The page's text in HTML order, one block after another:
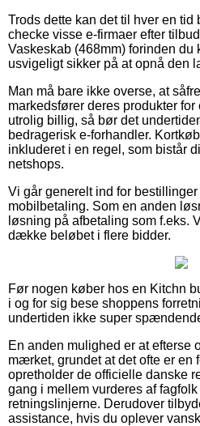
Trods dette kan det til hver en
checke visse e-firmaer efter
Vaskeskab (468mm) forinden du
usvigeligt sikker på at opnå den
Man må bare ikke overse, at
markedsfører deres produkter
utrolig billig, så bør det
bedragerisk e-forhandler.
inkluderet i en regel, som bistår
netshops.
Vi går generelt ind for
mobilbetaling. Som en anden
løsning på afbetaling som f.eks.
dække beløbet i flere bidder.
Før nogen køber hos en Kitchn
i og for sig bese shoppens
undertiden ikke super
En anden mulighed er at efterse
mærket, grundet at det ofte er en
opretholder de officielle danske
gang i mellem vurderes af
retningslinjerne. Derudover
assistance, hvis du oplever